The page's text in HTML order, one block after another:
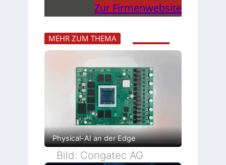
Zur Firmenwebsite
MEHR ZUM THEMA
Physical-AI an der Edge
Bild: Congatec AG